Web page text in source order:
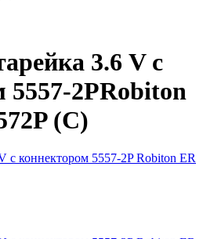
3.6 V с
5557-2PRobiton
(C)